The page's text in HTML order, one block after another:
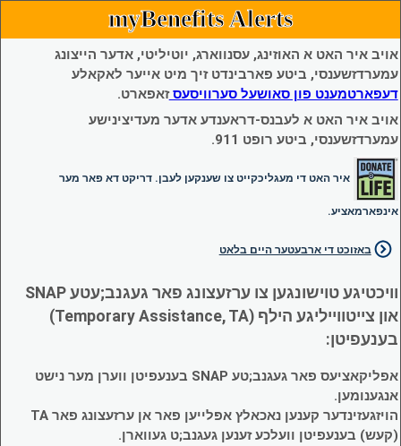
myBenefits Alerts
אויב איר האט א האוזינג, עסנווארג, יוטיליטי, אדער הייצונג
עמערדזשענסי, ביטע פארבינדט זיך מיט אייער לאקאלע
דעפארטמענט פון סאושעל סערוויסעסזאפארט.
אויב איר האט א לעבנס-דראענדע אדער מעדיצינישע
עמערדזשענסי, ביטע רופט 911.
איר האט די מעגליכקייט צו שענקען לעבן. דריקט דא פאר מער
אינפארמאציע.
באזוכט די ארבעטער היים בלאט
וויכטיגע טוישונגען צו ערזעצונג פאר געגנב;עטע SNAP
און צייטווייליגע הילף (Temporary Assistance, TA)
בענעפיטן:
אפליקאציעס פאר געגנב;טע SNAP בענעפיטן ווערן מער נישט
אנגענומען.
הויזגעזינדער קענען נאכאלץ אפּלייען פאר אן ערזעצונג פאר TA
(קעש) בענעפיטן וועלכע זענען געגנב;ט געווארן.